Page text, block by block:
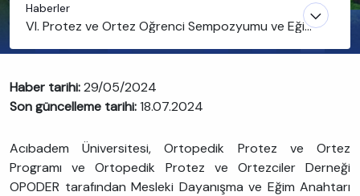
Haberler
VI. Protez ve Ortez Öğrenci Sempozyumu ve Eğim
Haber tarihi:29/05/2024
Son güncelleme tarihi:18.07.2024
Acıbadem Üniversitesi, Ortopedik Protez ve Ortez
Programı ve Ortopedik Protez ve Ortezciler Derneği
OPODER tarafından Mesleki Dayanışma ve Eğim Anahtarı